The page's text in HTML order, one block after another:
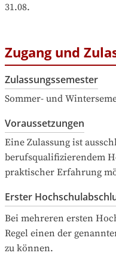
31.08.
Zugang und
Zulassungssemester
Sommer- und
Voraussetzungen
Eine Zulassung ist
berufsqualifizierendem
praktischer Erfahrung
Erster
Bei mehreren ersten
Regel einen der
zu können.